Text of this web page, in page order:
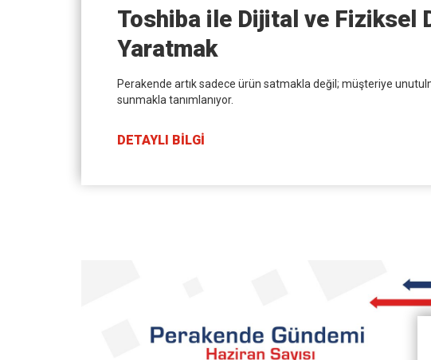
Toshiba ile Dijital ve Fiziksel
Yaratmak
Perakende artık sadece ürün satmakla değil; müşteriye
sunmakla tanımlanıyor.
DETAYLI BİLGİ